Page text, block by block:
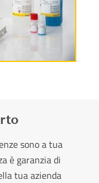
sono a tua
è garanzia di
tua azienda